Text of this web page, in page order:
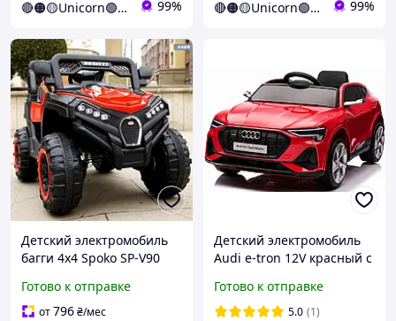
🔴🟠🟡Unicorn🟢🔵🟣 99% 🔴🟠🟡Unicorn🟢🔵🟣 99%
Детский электромобиль
багги 4х4 Spoko SP-V90
Готово к отправке
от796₴/мес
Детский электромобиль
Audi e-tron 12V красный с
Diego
Готово к отправке
5.0 (1)